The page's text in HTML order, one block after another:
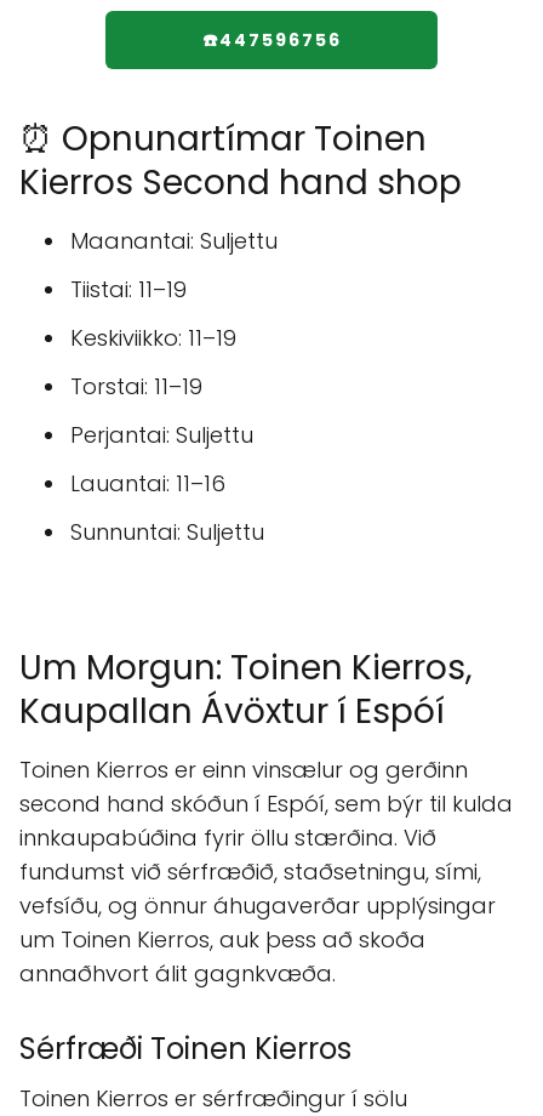
☎️447596756
⏰ Opnunartímar Toinen
Kierros Second hand shop
Maanantai: Suljettu
Tiistai: 11–19
Keskiviikko: 11–19
Torstai: 11–19
Perjantai: Suljettu
Lauantai: 11–16
Sunnuntai: Suljettu
Um Morgun: Toinen Kierros,
Kaupallan Ávöxtur í Espóí
Toinen Kierros er einn vinsælur og gerðinn
second hand skóðun í Espóí, sem býr til kulda
innkaupabúðina fyrir öllu stærðina. Við
fundumst við sérfræðið, staðsetningu, sími,
vefsíðu, og önnur áhugaverðar upplýsingar
um Toinen Kierros, auk þess að skoða
annaðhvort álit gagnkvæða.
Sérfræði Toinen Kierros
Toinen Kierros er sérfræðingur í sölu